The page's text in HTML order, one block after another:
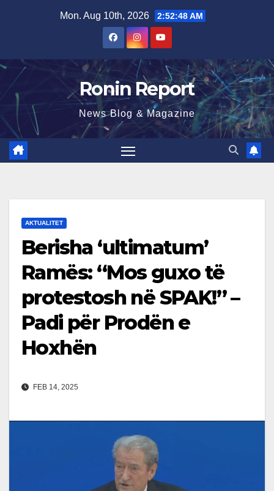
Mon. Aug 10th, 2026 2:52:49 AM
Ronin Report
News Blog & Magazine
AKTUALITET
Berisha ‘ultimatum’
Ramës: “Mos guxo të
protestosh në SPAK!” –
Padi për Prodën e
Hoxhën
FEB 14, 2025